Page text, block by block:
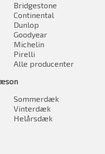
Bridgestone
Continental
Dunlop
Goodyear
Michelin
Pirelli
Alle producenter
Sommerdæk
Vinterdæk
Helårsdæk